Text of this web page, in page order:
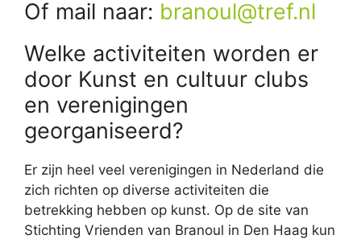
Of mail naar: branoul@tref.nl
Welke activiteiten worden er
door Kunst en cultuur clubs
en verenigingen
georganiseerd?
Er zijn heel veel verenigingen in Nederland die
zich richten op diverse activiteiten die
betrekking hebben op kunst. Op de site van
Stichting Vrienden van Branoul in Den Haag kun